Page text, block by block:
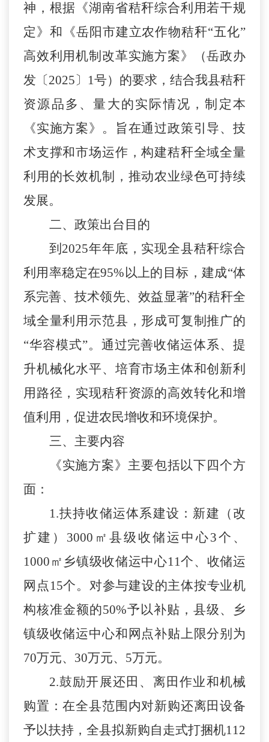
神，根据《湖南省秸秆综合利用若干规
定》和《岳阳市建立农作物秸秆“五化”
高效利用机制改革实施方案》（岳政办
发〔2025〕1号）的要求，结合我县秸秆
资源品多、量大的实际情况，制定本
《实施方案》。旨在通过政策引导、技
术支撑和市场运作，构建秸秆全域全量
利用的长效机制，推动农业绿色可持续
发展。
二、政策出台目的
到 2025年年底，实现全县秸秆综合
利用率稳定在95%以上的目标，建成“体
系完善、技术领先、效益显著”的秸秆全
域全量利用示范县，形成可复制推广的
“华容模式”。通过完善收储运体系、提
升机械化水平、培育市场主体和创新利
用路径，实现秸秆资源的高效转化和增
值利用，促进农民增收和环境保护。
三、主要内容
《实施方案》主要包括以下四个方
面：
1.扶持收储运体系建设 ：新建（改
扩建） 3000㎡ 县级收储运中心3个、
1000㎡ 乡镇级收储运中心11个、收储运
网点15个。 对参与建设的主体按专业机
构核准金额的50%予以补贴 ，县级、乡
镇级收储运中心和网点补贴上限分别为
70万元、30万元、5万元。
2.鼓励开展还田、离田作业和机械
购置 ：在全县范围内对新购还离田设备
予以扶持，全县拟新购自走式打捆机112